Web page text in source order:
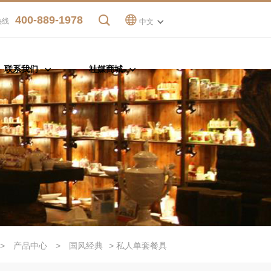
中文
线 400-889-1978
联系我们 社媒商城
产品中心 > 国风经典 > 私人单套餐具